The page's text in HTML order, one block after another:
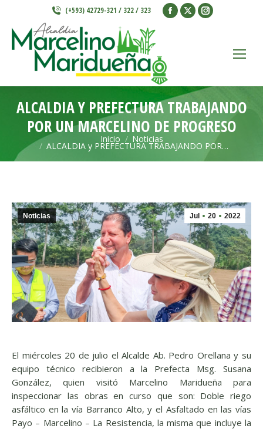
(+593) 42729-321 / 322 / 323
Facebook
window
X
window
Instagram
window
ALCALDIA Y PREFECTURA TRABAJANDO
POR UN MARCELINO DE PROGRESO
Estás aquí: Inicio Noticias
ALCALDIA y PREFECTURA TRABAJANDO POR…
Jul 20 2022
Noticias
El miércoles 20 de julio el Alcalde Ab. Pedro Orellana y su
equipo técnico recibieron a la Prefecta Msg. Susana
González, quien visitó Marcelino Maridueña para
inspeccionar las obras en curso que son: Doble riego
asfáltico en la vía Barranco Alto, y el Asfaltado en las vías
Payo – Marcelino – La Resistencia, la misma que incluye la